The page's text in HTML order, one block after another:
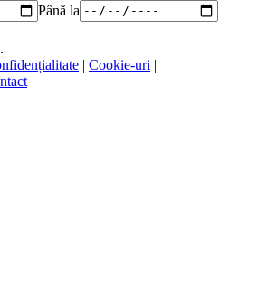
Până la
| Cookie-uri |